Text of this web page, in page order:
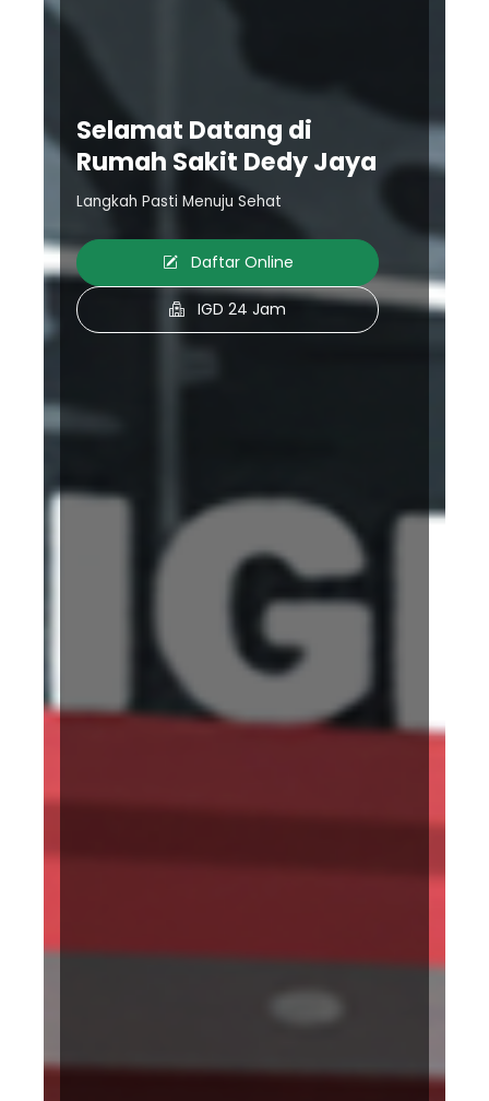
Selamat Datang di
Rumah Sakit Dedy Jaya
Langkah Pasti Menuju Sehat
Daftar Online
IGD 24 Jam